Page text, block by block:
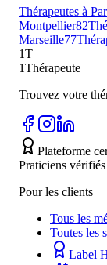
Thérapeutes à
Montpellier82
Marseille77
1T
1Thérapeute
Trouvez votre
Plateforme
Praticiens
Pour les clients
Tous les
Toutes les
Label